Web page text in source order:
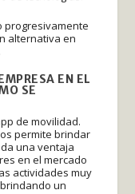
progresivamente
alternativa en
EN EL
SE
de movilidad.
permite brindar
una ventaja
en el mercado
actividades muy
un